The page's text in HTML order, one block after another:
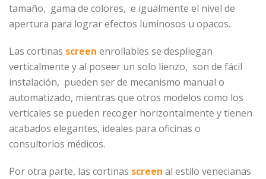
tamaño, gama de colores, e igualmente el nivel de
apertura para lograr efectos luminosos u opacos.
Las cortinas screen enrollables se despliegan
verticalmente y al poseer un solo lienzo, son de fácil
instalación, pueden ser de mecanismo manual o
automatizado, mientras que otros modelos como los
verticales se pueden recoger horizontalmente y tienen
acabados elegantes, ideales para oficinas o
consultorios médicos.
Por otra parte, las cortinas screen al estilo venecianas